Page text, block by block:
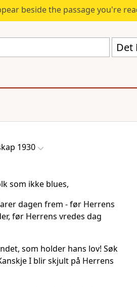
beside the passage you're
Det
1930
som ikke blues,
dagen frem - før Herrens
før Herrens vredes dag
som holder hans lov! Søk
I blir skjult på Herrens